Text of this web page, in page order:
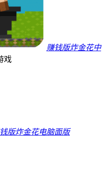
赚钱版炸金花中
戏
版炸金花电脑面版